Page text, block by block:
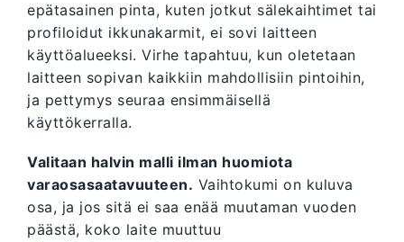
epätasainen pinta, kuten jotkut sälekaihtimet tai
profiloidut ikkunakarmit, ei sovi laitteen
käyttöalueeksi. Virhe tapahtuu, kun oletetaan
laitteen sopivan kaikkiin mahdollisiin pintoihin,
ja pettymys seuraa ensimmäisellä
käyttökerralla.
Valitaan halvin malli ilman huomiota
varaosasaatavuuteen. Vaihtokumi on kuluva
osa, ja jos sitä ei saa enää muutaman vuoden
päästä, koko laite muuttuu